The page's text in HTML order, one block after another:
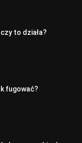
to działa?
fugować?